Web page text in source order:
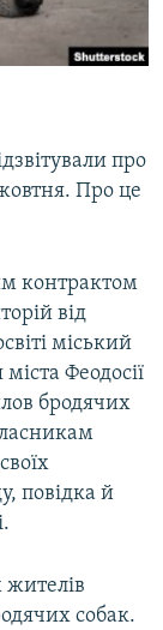
про
Про це
контрактом
від
міський
Феодосії
бродячих
повідка й
жителів
собак.